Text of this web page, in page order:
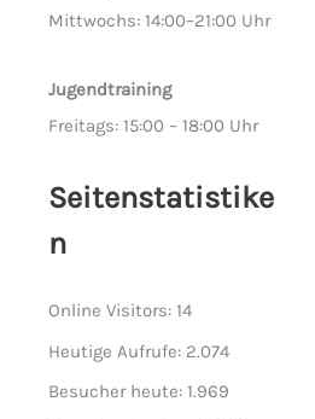
Mittwochs: 14:00–21:00 Uhr
Jugendtraining
Freitags: 15:00 – 18:00 Uhr
Seitenstatistike
n
Online Visitors:14
Heutige Aufrufe: 2.074
Besucher heute:1.969